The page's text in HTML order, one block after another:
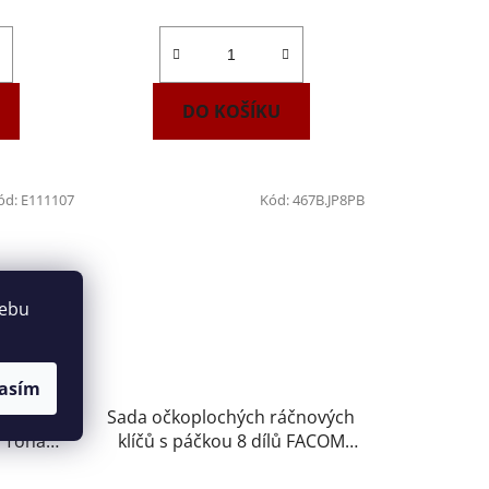
DO KOŠÍKU
E111107
Sada očkoplochých ráčnových
klíčů s páčkou 8 dílů FACOM
Kód:467B.JP8PB